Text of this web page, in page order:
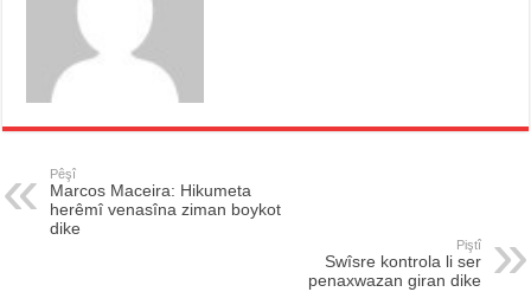
Pêşî
Marcos Maceira: Hikumeta
herêmî venasîna ziman boykot
dike
Piştî
Swîsre kontrola li ser
penaxwazan giran dike